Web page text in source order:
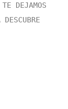
DEJAMOS